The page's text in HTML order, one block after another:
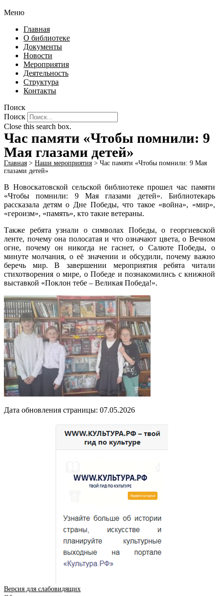
Меню
Главная
О библиотеке
Документы
Новости
Мероприятия
Деятельность
Структура
Контакты
Поиск
Поиск
Close this search box.
Час памяти «Чтобы помнили: 9
Мая глазами детей»
Главная > Наши мероприятия > Час памяти «Чтобы помнили: 9 Мая
глазами детей»
В Новоскатовской сельской библиотеке прошел час памяти
«Чтобы помнили: 9 Мая глазами детей». Библиотекарь
рассказала детям о Дне Победы, что такое «война», «мир»,
«героизм», «память», кто такие ветераны.
Также ребята узнали о символах Победы, о георгиевской
ленте, почему она полосатая и что означают цвета, о Вечном
огне, почему он никогда не гаснет, о Салюте Победы, о
минуте молчания, о её значении и обсудили, почему важно
беречь мир. В завершении мероприятия ребята читали
стихотворения о мире, о Победе и познакомились с книжной
выставкой «Поклон тебе – Великая Победа!».
Дата обновления страницы: 07.05.2026
Версия для слабовидящих